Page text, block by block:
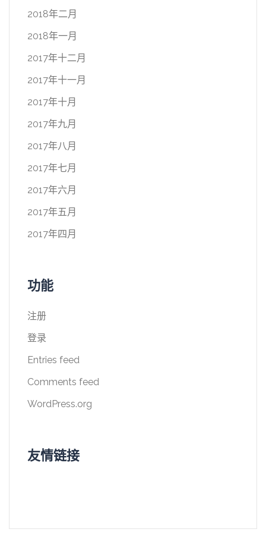
2018年二月
2018年一月
2017年十二月
2017年十一月
2017年十月
2017年九月
2017年八月
2017年七月
2017年六月
2017年五月
2017年四月
功能
注册
登录
Entries feed
Comments feed
WordPress.org
友情链接